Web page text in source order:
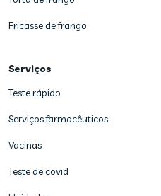
Fricasse de frango
Serviços
Teste rápido
Serviços farmacêuticos
Vacinas
Teste de covid